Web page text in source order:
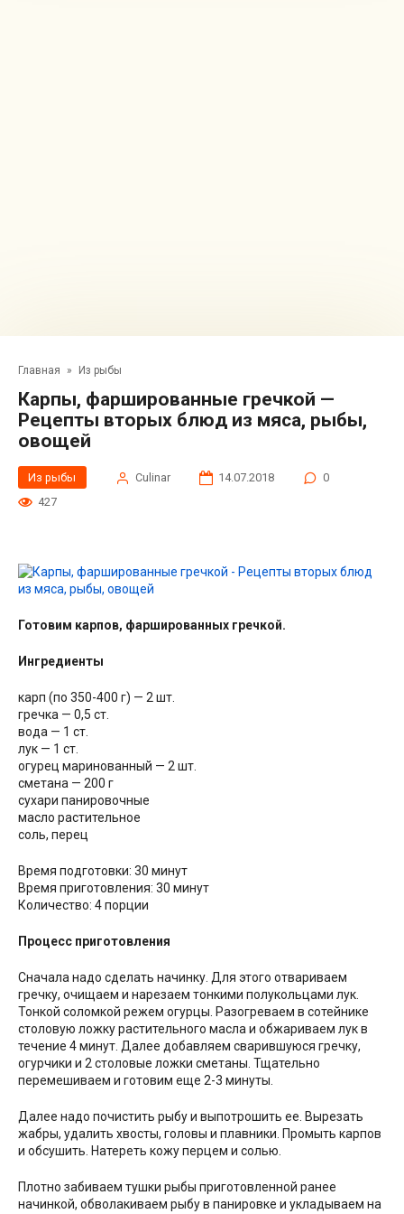
Главная » Из рыбы
Карпы, фаршированные гречкой —
Рецепты вторых блюд из мяса, рыбы,
овощей
Из рыбы Сulinar 14.07.2018
0
427
Готовим карпов, фаршированных гречкой.
Ингредиенты
карп (по 350-400 г) — 2 шт.
гречка — 0,5 ст.
вода — 1 ст.
лук — 1 ст.
огурец маринованный — 2 шт.
сметана — 200 г
сухари панировочные
масло растительное
соль, перец
Время подготовки: 30 минут
Время приготовления: 30 минут
Количество: 4 порции
Процесс приготовления
Сначала надо сделать начинку. Для этого отвариваем
гречку, очищаем и нарезаем тонкими полукольцами лук.
Тонкой соломкой режем огурцы. Разогреваем в сотейнике
столовую ложку растительного масла и обжариваем лук в
течение 4 минут. Далее добавляем сварившуюся гречку,
огурчики и 2 столовые ложки сметаны. Тщательно
перемешиваем и готовим еще 2-3 минуты.
Далее надо почистить рыбу и выпотрошить ее. Вырезать
жабры, удалить хвосты, головы и плавники. Промыть карпов
и обсушить. Натереть кожу перцем и солью.
Плотно забиваем тушки рыбы приготовленной ранее
начинкой, обволакиваем рыбу в панировке и укладываем на